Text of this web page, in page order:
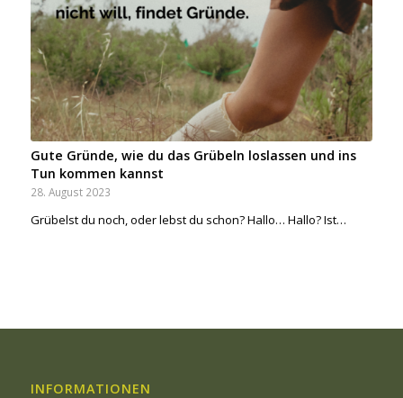
Gute Gründe, wie du das Grübeln loslassen und ins
Tun kommen kannst
28. August 2023
Grübelst du noch, oder lebst du schon? Hallo… Hallo? Ist…
INFORMATIONEN